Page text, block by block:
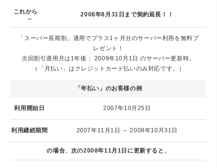
これから
→
2008年8月31日まで契約延長！！
「スーパー長期割」適用でプラス1ヶ月分のサーバー利用を無料プ
レゼント！
次回割引適用月は1年後： 2009年10月1日 のサーバー更新時。
（「月払い」はクレジットカード払いのみ対応です。）
「年払い」のお客様の例
利用開始日 2007年10月25日
利用継続期間 2007年11月1日 ～ 2008年10月31日
の場合、次の2008年11月1日に更新すると、